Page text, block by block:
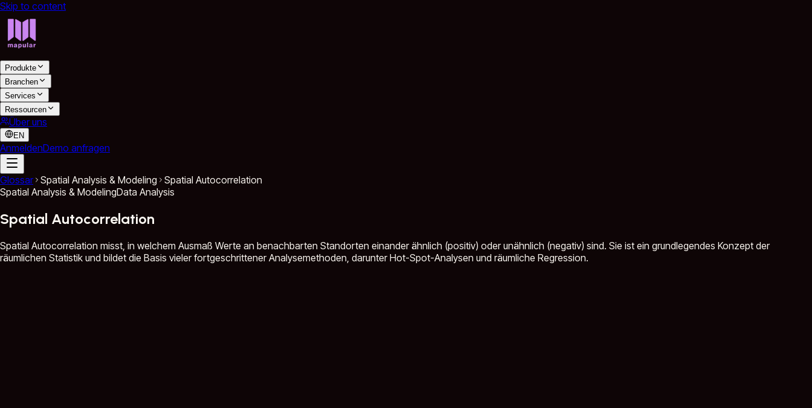
Skip to content
Produkte
Branchen
Services
Ressourcen
Über uns
EN
AnmeldenDemo anfragen
Glossar Spatial Analysis & Modeling
Spatial Autocorrelation
Spatial Analysis & ModelingData Analysis
Spatial Autocorrelation
Spatial Autocorrelation misst, in welchem Ausmaß Werte an benachbarten Standorten einander ähnlich (positiv) oder unähnlich (negativ) sind. Sie ist ein grundlegendes Konzept der
räumlichen Statistik und bildet die Basis vieler fortgeschrittener Analysemethoden, darunter Hot-Spot-Analysen und räumliche Regression.